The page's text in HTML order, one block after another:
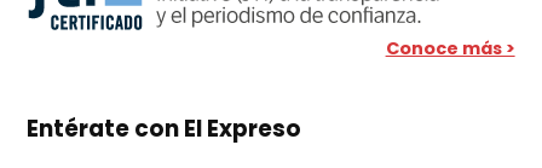
Conoce más >
Entérate con El Expreso